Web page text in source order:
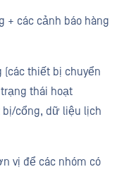
+ các cảnh báo hàng
thiết bị chuyển
thái hoạt
cổng, dữ liệu lịch
vị để các nhóm có